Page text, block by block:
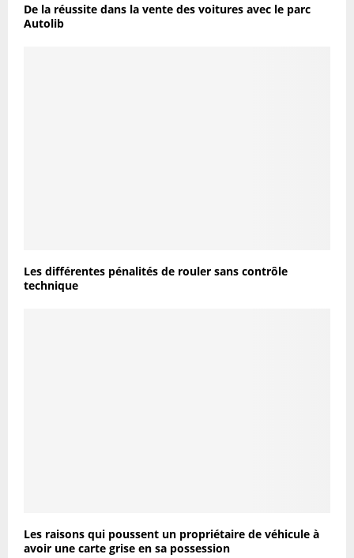
De la réussite dans la vente des voitures avec le parc
Autolib
Les différentes pénalités de rouler sans contrôle
technique
Les raisons qui poussent un propriétaire de véhicule à
avoir une carte grise en sa possession